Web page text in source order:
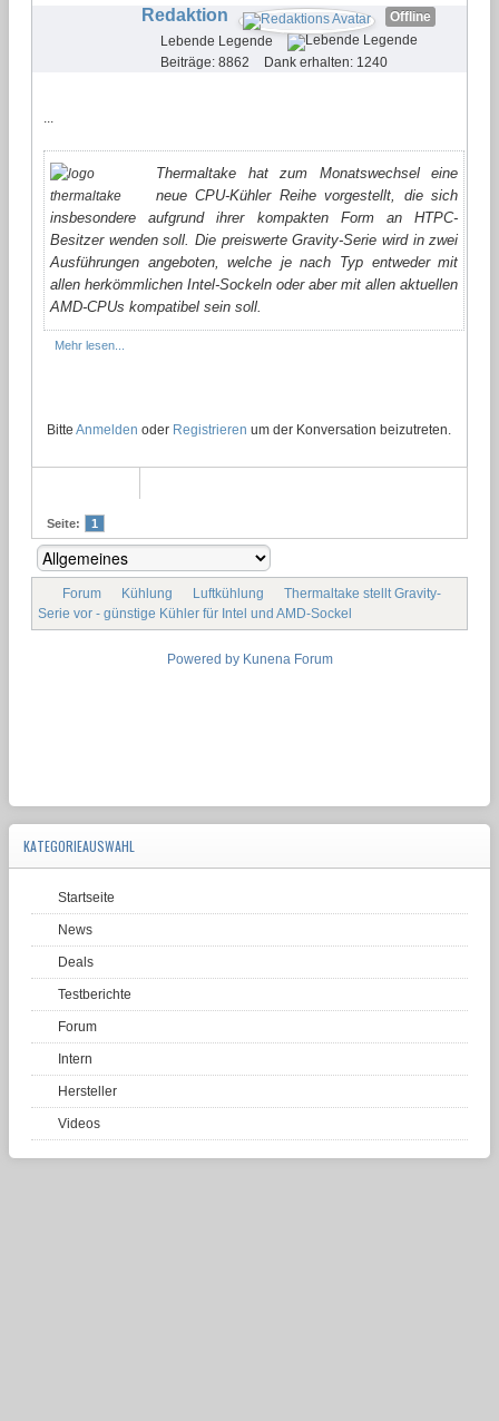
Redaktion
Offline
Lebende Legende
Beiträge: 8862
Dank erhalten: 1240
Thermaltake hat zum Monatswechsel eine
neue CPU-Kühler Reihe vorgestellt, die sich
insbesondere aufgrund ihrer kompakten Form an HTPC-
Besitzer wenden soll. Die preiswerte Gravity-Serie wird in zwei
Ausführungen angeboten, welche je nach Typ entweder mit
allen herkömmlichen Intel-Sockeln oder aber mit allen aktuellen
AMD-CPUs kompatibel sein soll.
Mehr lesen...
Bitte Anmelden oder Registrieren um der Konversation beizutreten.
Seite: 1
Forum Kühlung Luftkühlung
Thermaltake stellt Gravity-
Serie vor - günstige Kühler für Intel und AMD-Sockel
Powered by Kunena Forum
KATEGORIEAUSWAHL
Startseite
News
Deals
Testberichte
Forum
Intern
Hersteller
Videos